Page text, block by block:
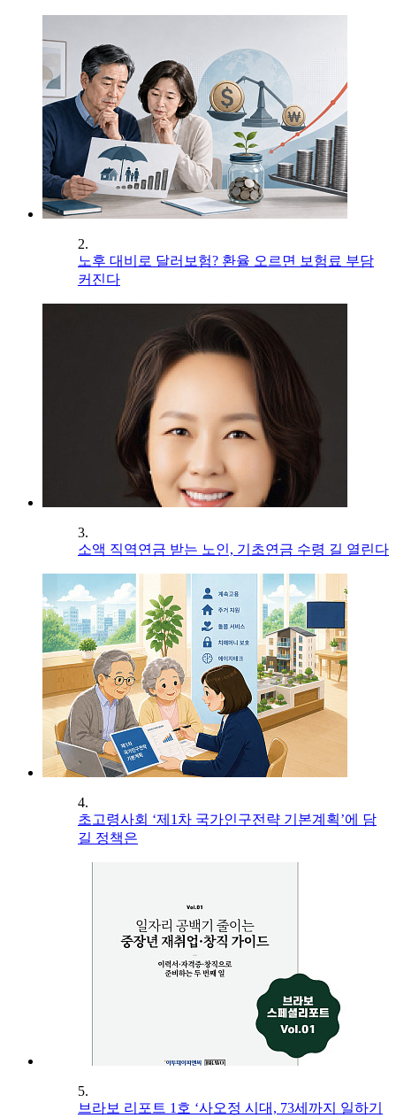
2.
노후 대비로 달러보험? 환율 오르면 보험료 부담
커진다
3.
소액 직역연금 받는 노인, 기초연금 수령 길 열린다
4.
초고령사회 ‘제1차 국가인구전략 기본계획’에 담
길 정책은
5.
브라보 리포트 1호 ‘사오정 시대, 73세까지 일하기